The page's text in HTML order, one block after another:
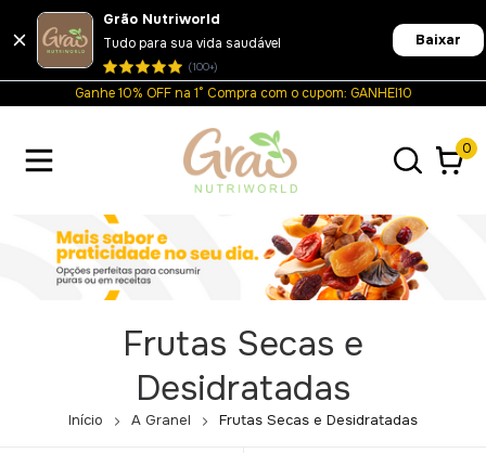
Grão Nutriworld
Tudo para sua vida saudável
(100+)
Baixar
Ganhe 10% OFF na 1° Compra com o cupom: GANHEI10
0
Frutas Secas e
Desidratadas
Início A Granel Frutas Secas e Desidratadas